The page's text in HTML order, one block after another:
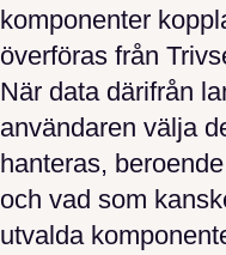
komponenter
överföras från
När data därifrån
användaren välja
hanteras,
och vad som
utvalda